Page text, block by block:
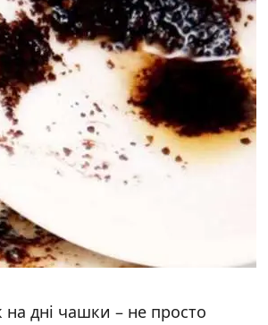
дні чашки – не просто